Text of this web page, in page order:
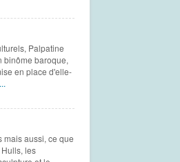
Palpatine
binôme baroque,
en place d'elle-
mais aussi, ce que
les